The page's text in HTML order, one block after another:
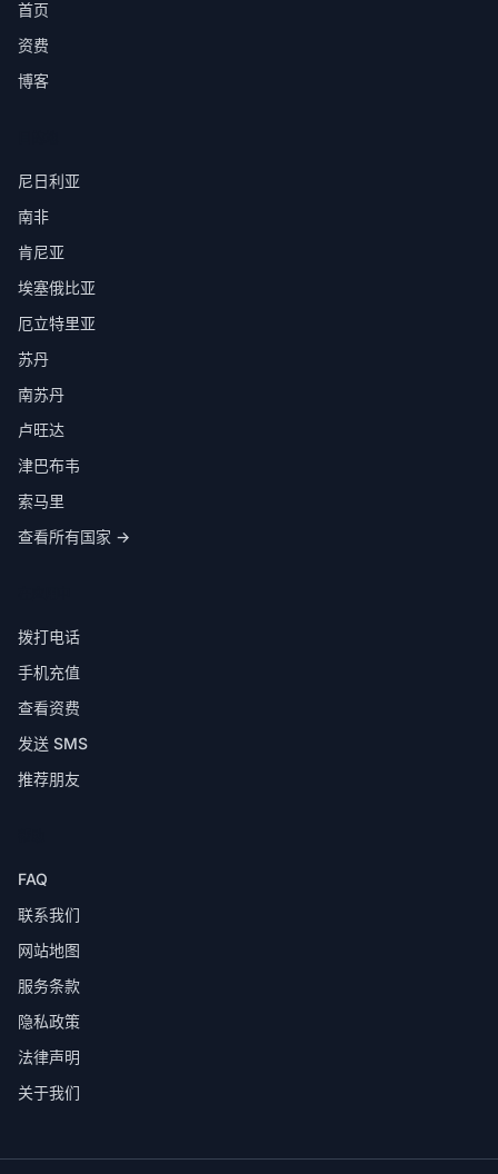
首页
资费
博客
尼日利亚
南非
肯尼亚
埃塞俄比亚
厄立特里亚
苏丹
南苏丹
卢旺达
津巴布韦
索马里
查看所有国家 →
拨打电话
手机充值
查看资费
发送 SMS
推荐朋友
FAQ
联系我们
网站地图
服务条款
隐私政策
法律声明
关于我们